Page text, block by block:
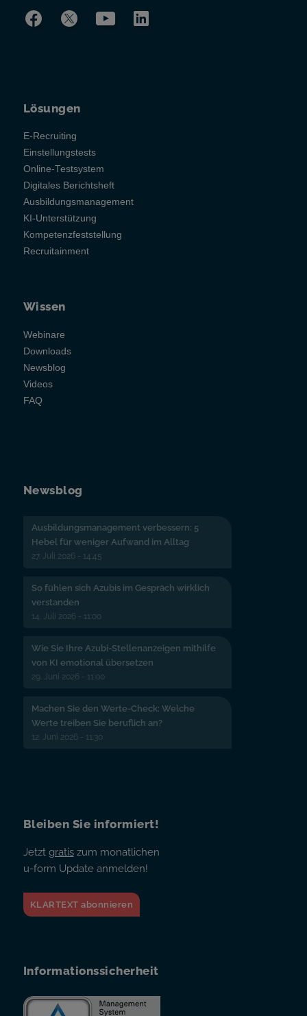
Lösungen
E-Recruiting
Einstellungstests
Online-Testsystem
Digitales Berichtsheft
Ausbildungsmanagement
KI-Unterstützung
Kompetenzfeststellung
Recruitainment
Wissen
Webinare
Downloads
Newsblog
Videos
FAQ
Newsblog
Ausbildungsmanagement verbessern: 5
Hebel für weniger Aufwand im Alltag
27. Juli 2026 - 14:45
So fühlen sich Azubis im Gespräch wirklich
verstanden
14. Juli 2026 - 11:00
Wie Sie Ihre Azubi-Stellenanzeigen mithilfe
von KI emotional übersetzen
29. Juni 2026 - 11:00
Machen Sie den Werte-Check: Welche
Werte treiben Sie beruflich an?
12. Juni 2026 - 11:30
Bleiben Sie informiert!
Jetzt gratiszum monatlichen
u-form Update anmelden!
KLARTEXT abonnieren
Informationssicherheit